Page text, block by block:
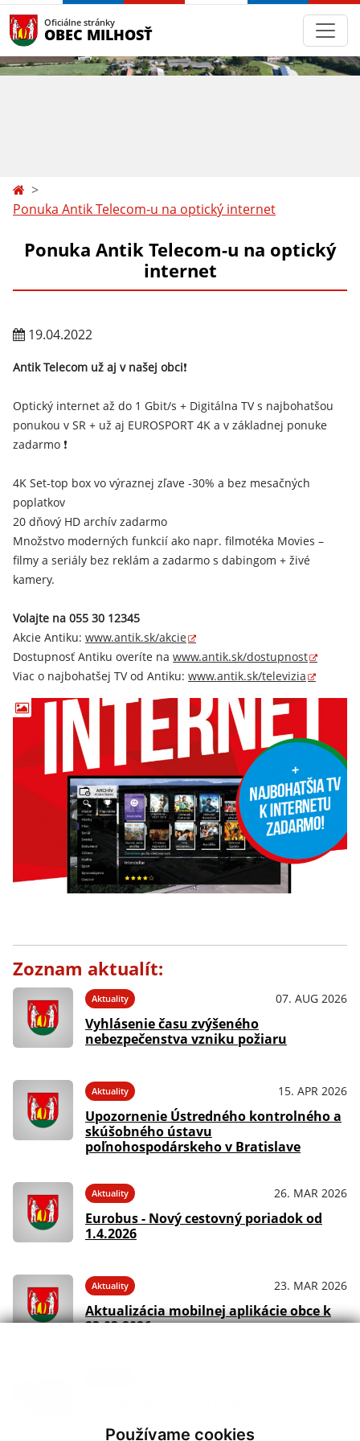
Používame cookies
Oficiálne stránky
OBEC MILHOSŤ
Ponuka Antik Telecom-u na optický internet
Ponuka Antik Telecom-u na optický
internet
19.04.2022
Antik Telecom už aj v našej obci❗
Optický internet až do 1 Gbit/s + Digitálna TV s najbohatšou
ponukou v SR + už aj EUROSPORT 4K a v základnej ponuke
zadarmo ❗
4K Set-top box vo výraznej zľave -30% a bez mesačných
poplatkov
20 dňový HD archív zadarmo
Množstvo moderných funkcií ako napr. filmotéka Movies –
filmy a seriály bez reklám a zadarmo s dabingom + živé
kamery.
Volajte na 055 30 12345
Akcie Antiku: www.antik.sk/akcie
Dostupnosť Antiku overíte na www.antik.sk/dostupnost
Viac o najbohatšej TV od Antiku: www.antik.sk/televizia
Zoznam aktualít:
Aktuality 07. AUG 2026
Vyhlásenie času zvýšeného
nebezpečenstva vzniku požiaru
Aktuality 15. APR 2026
Upozornenie Ústredného kontrolného a
skúšobného ústavu
poľnohospodárskeho v Bratislave
Aktuality 26. MAR 2026
Eurobus - Nový cestovný poriadok od
1.4.2026
Aktuality 23. MAR 2026
Aktualizácia mobilnej aplikácie obce k
23.03.2026.